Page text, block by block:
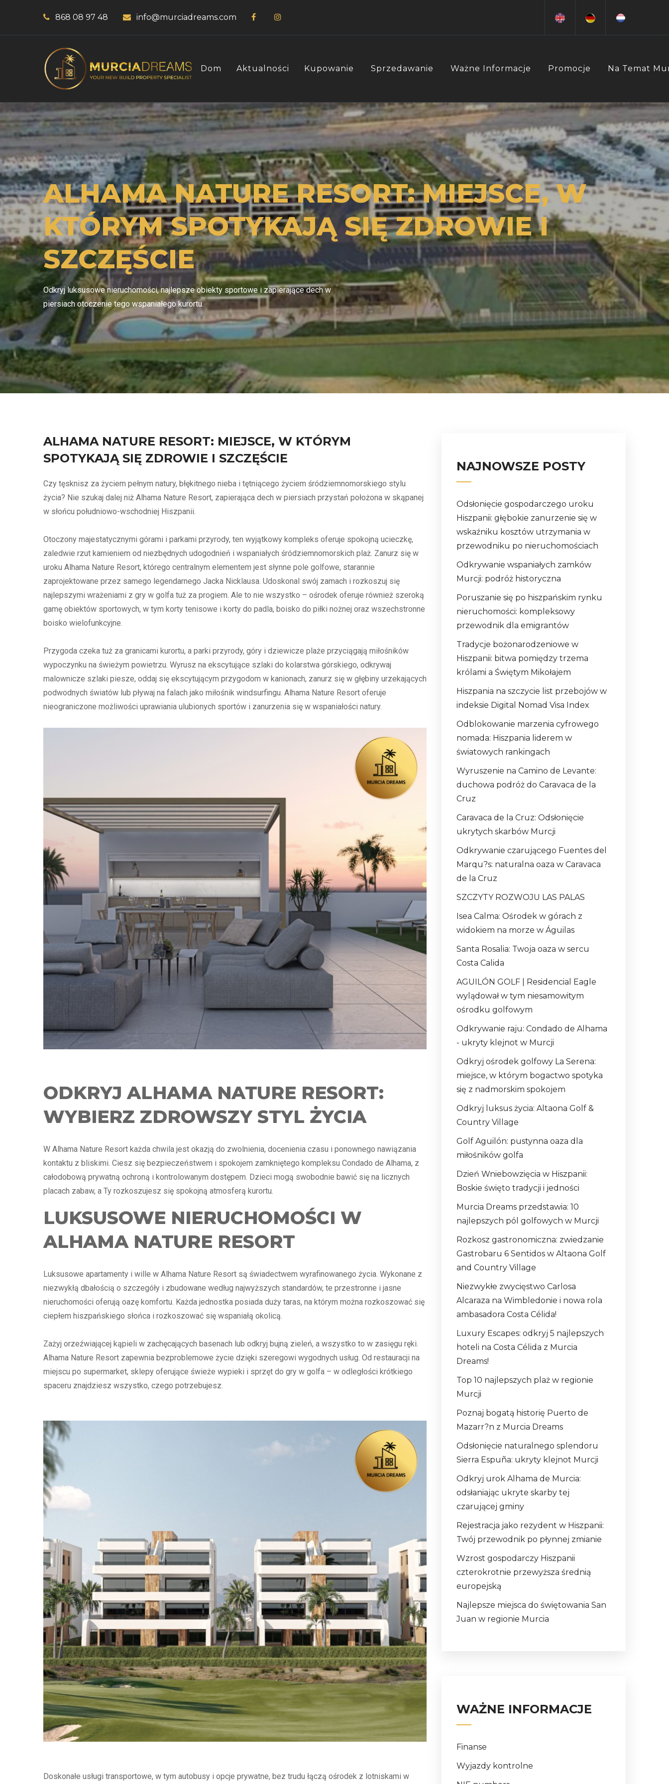
868 08 97 48 info@murciadreams.com
Dom Aktualności Kupowanie Sprzedawanie Ważne Informacje Promocje Na Temat
ALHAMA NATURE RESORT: MIEJSCE, W
KTÓRYM SPOTYKAJĄ SIĘ ZDROWIE I
SZCZĘŚCIE
Odkryj luksusowe nieruchomości, najlepsze obiekty sportowe i zapierające dech w
piersiach otoczenie tego wspaniałego kurortu.
ALHAMA NATURE RESORT: MIEJSCE, W KTÓRYM
SPOTYKAJĄ SIĘ ZDROWIE I SZCZĘŚCIE
Czy tęsknisz za życiem pełnym natury, błękitnego nieba i tętniącego życiem śródziemnomorskiego stylu
życia? Nie szukaj dalej niż Alhama Nature Resort, zapierająca dech w piersiach przystań położona w skąpanej
w słońcu południowo-wschodniej Hiszpanii.
Otoczony majestatycznymi górami i parkami przyrody, ten wyjątkowy kompleks oferuje spokojną ucieczkę,
zaledwie rzut kamieniem od niezbędnych udogodnień i wspaniałych śródziemnomorskich plaż. Zanurz się w
uroku Alhama Nature Resort, którego centralnym elementem jest słynne pole golfowe, starannie
zaprojektowane przez samego legendarnego Jacka Nicklausa. Udoskonal swój zamach i rozkoszuj się
najlepszymi wrażeniami z gry w golfa tuż za progiem. Ale to nie wszystko – ośrodek oferuje również szeroką
gamę obiektów sportowych, w tym korty tenisowe i korty do padla, boisko do piłki nożnej oraz wszechstronne
boisko wielofunkcyjne.
Przygoda czeka tuż za granicami kurortu, a parki przyrody, góry i dziewicze plaże przyciągają miłośników
wypoczynku na świeżym powietrzu. Wyrusz na ekscytujące szlaki do kolarstwa górskiego, odkrywaj
malownicze szlaki piesze, oddaj się ekscytującym przygodom w kanionach, zanurz się w głębiny urzekających
podwodnych światów lub pływaj na falach jako miłośnik windsurfingu. Alhama Nature Resort oferuje
nieograniczone możliwości uprawiania ulubionych sportów i zanurzenia się w wspaniałości natury.
ODKRYJ ALHAMA NATURE RESORT:
WYBIERZ ZDROWSZY STYL ŻYCIA
W Alhama Nature Resort każda chwila jest okazją do zwolnienia, docenienia czasu i ponownego nawiązania
kontaktu z bliskimi. Ciesz się bezpieczeństwem i spokojem zamkniętego kompleksu Condado de Alhama, z
całodobową prywatną ochroną i kontrolowanym dostępem. Dzieci mogą swobodnie bawić się na licznych
placach zabaw, a Ty rozkoszujesz się spokojną atmosferą kurortu.
LUKSUSOWE NIERUCHOMOŚCI W
ALHAMA NATURE RESORT
Luksusowe apartamenty i wille w Alhama Nature Resort są świadectwem wyrafinowanego życia. Wykonane z
niezwykłą dbałością o szczegóły i zbudowane według najwyższych standardów, te przestronne i jasne
nieruchomości oferują oazę komfortu. Każda jednostka posiada duży taras, na którym można rozkoszować się
ciepłem hiszpańskiego słońca i rozkoszować się wspaniałą okolicą.
Zażyj orzeźwiającej kąpieli w zachęcających basenach lub odkryj bujną zieleń, a wszystko to w zasięgu ręki.
Alhama Nature Resort zapewnia bezproblemowe życie dzięki szeregowi wygodnych usług. Od restauracji na
miejscu po supermarket, sklepy oferujące świeże wypieki i sprzęt do gry w golfa – w odległości krótkiego
spaceru znajdziesz wszystko, czego potrzebujesz.
Doskonałe usługi transportowe, w tym autobusy i opcje prywatne, bez trudu łączą ośrodek z lotniskami w
NAJNOWSZE POSTY
Odsłonięcie gospodarczego uroku
Hiszpanii: głębokie zanurzenie się w
wskaźniku kosztów utrzymania w
przewodniku po nieruchomościach
Odkrywanie wspaniałych zamków
Murcji: podróż historyczna
Poruszanie się po hiszpańskim rynku
nieruchomości: kompleksowy
przewodnik dla emigrantów
Tradycje bożonarodzeniowe w
Hiszpanii: bitwa pomiędzy trzema
królami a Świętym Mikołajem
Hiszpania na szczycie list przebojów w
indeksie Digital Nomad Visa Index
Odblokowanie marzenia cyfrowego
nomada: Hiszpania liderem w
światowych rankingach
Wyruszenie na Camino de Levante:
duchowa podróż do Caravaca de la
Cruz
Caravaca de la Cruz: Odsłonięcie
ukrytych skarbów Murcji
Odkrywanie czarującego Fuentes del
Marqu?s: naturalna oaza w Caravaca
de la Cruz
SZCZYTY ROZWOJU LAS PALAS
Isea Calma: Ośrodek w górach z
widokiem na morze w Águilas
Santa Rosalia: Twoja oaza w sercu
Costa Calida
AGUILÓN GOLF | Residencial Eagle
wylądował w tym niesamowitym
ośrodku golfowym
Odkrywanie raju: Condado de Alhama
- ukryty klejnot w Murcji
Odkryj ośrodek golfowy La Serena:
miejsce, w którym bogactwo spotyka
się z nadmorskim spokojem
Odkryj luksus życia: Altaona Golf &
Country Village
Golf Aguilón: pustynna oaza dla
miłośników golfa
Dzień Wniebowzięcia w Hiszpanii:
Boskie święto tradycji i jedności
Murcia Dreams przedstawia: 10
najlepszych pól golfowych w Murcji
Rozkosz gastronomiczna: zwiedzanie
Gastrobaru 6 Sentidos w Altaona Golf
and Country Village
Niezwykłe zwycięstwo Carlosa
Alcaraza na Wimbledonie i nowa rola
ambasadora Costa Célida!
Luxury Escapes: odkryj 5 najlepszych
hoteli na Costa Célida z Murcia
Dreams!
Top 10 najlepszych plaż w regionie
Murcji
Poznaj bogatą historię Puerto de
Mazarr?n z Murcia Dreams
Odsłonięcie naturalnego splendoru
Sierra Espuña: ukryty klejnot Murcji
Odkryj urok Alhama de Murcia:
odsłaniając ukryte skarby tej
czarującej gminy
Rejestracja jako rezydent w Hiszpanii:
Twój przewodnik po płynnej zmianie
Wzrost gospodarczy Hiszpanii
czterokrotnie przewyższa średnią
europejską
Najlepsze miejsca do świętowania San
Juan w regionie Murcia
WAŻNE INFORMACJE
Finanse
Wyjazdy kontrolne